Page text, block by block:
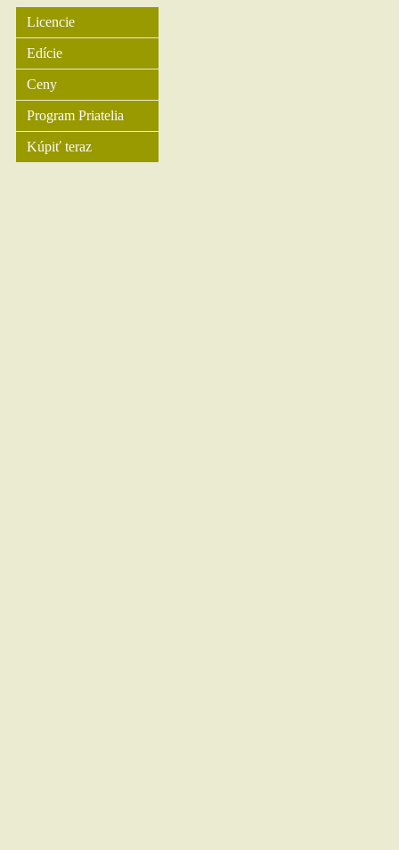
Licencie
Edície
Ceny
Program Priatelia
Kúpiť teraz